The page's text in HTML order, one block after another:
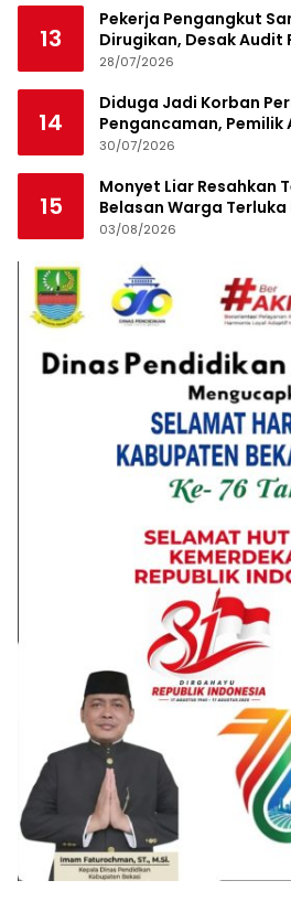
13
Pekerja Pengangkut
Dirugikan, Desak Audit
Pekanbaru
28/07/2026
14
Diduga Jadi Korban
Pengancaman, Pemilik
Siapkan Laporan Polisi
30/07/2026
15
Monyet Liar Resahkan
Belasan Warga
03/08/2026